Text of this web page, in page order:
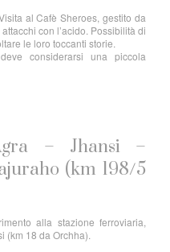
al Cafè Sheroes, gestito da
con l’acido. Possibilità di
le loro toccanti storie.
considerarsi una piccola
– Jhansi –
(km 198/5
alla stazione ferroviaria,
(km 18 da Orchha).